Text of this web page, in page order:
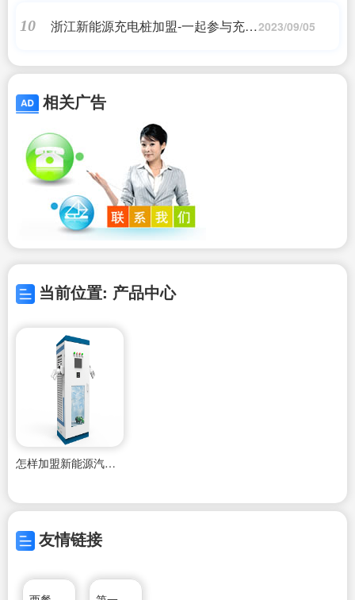
10
浙江新能源充电桩加盟-一起参与充电
合作
2023/09/05
相关广告
当前位置: 产品中心
怎样加盟新能源汽车充电桩(新能源充电桩加盟代理)
友情链接